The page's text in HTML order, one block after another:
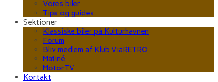
Vores biler
Tips og guides
Sektioner
Klassiske biler på Kulturhavnen
Forum
Bliv medlem af Klub ViaRETRO
Matiné
MotorTV
Kontakt